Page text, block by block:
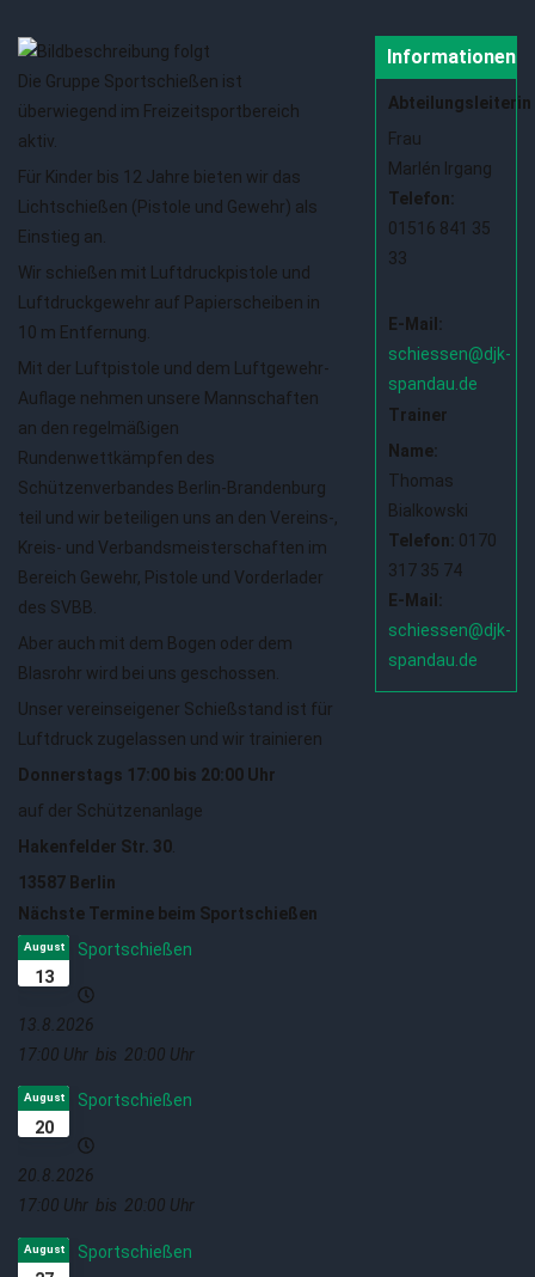
Die Gruppe Sportschießen ist
überwiegend im Freizeitsportbereich
aktiv.
Für Kinder bis 12 Jahre bieten wir das
Lichtschießen (Pistole und Gewehr) als
Einstieg an.
Wir schießen mit Luftdruckpistole und
Luftdruckgewehr auf Papierscheiben in
10 m Entfernung.
Mit der Luftpistole und dem Luftgewehr-
Auflage nehmen unsere Mannschaften
an den regelmäßigen
Rundenwettkämpfen des
Schützenverbandes Berlin-Brandenburg
teil und wir beteiligen uns an den Vereins-,
Kreis- und Verbandsmeisterschaften im
Bereich Gewehr, Pistole und Vorderlader
des SVBB.
Aber auch mit dem Bogen oder dem
Blasrohr wird bei uns geschossen.
Unser vereinseigener Schießstand ist für
Luftdruck zugelassen und wir trainieren
Donnerstags 17:00 bis 20:00 Uhr
auf der Schützenanlage
Hakenfelder Str. 30
13587 Berlin
Nächste Termine beim Sportschießen
13
August Sportschießen
13.8.2026
17:00 Uhr bis 20:00 Uhr
20
August Sportschießen
20.8.2026
17:00 Uhr bis 20:00 Uhr
August Sportschießen
Informationen
Abteilungsleiterin
Frau
Marlén Irgang
Telefon:
01516 841 35
33
E-Mail:
schiessen@djk-
spandau.de
Trainer
Name:
Thomas
Bialkowski
Telefon: 0170
317 35 74
E-Mail:
schiessen@djk-
spandau.de